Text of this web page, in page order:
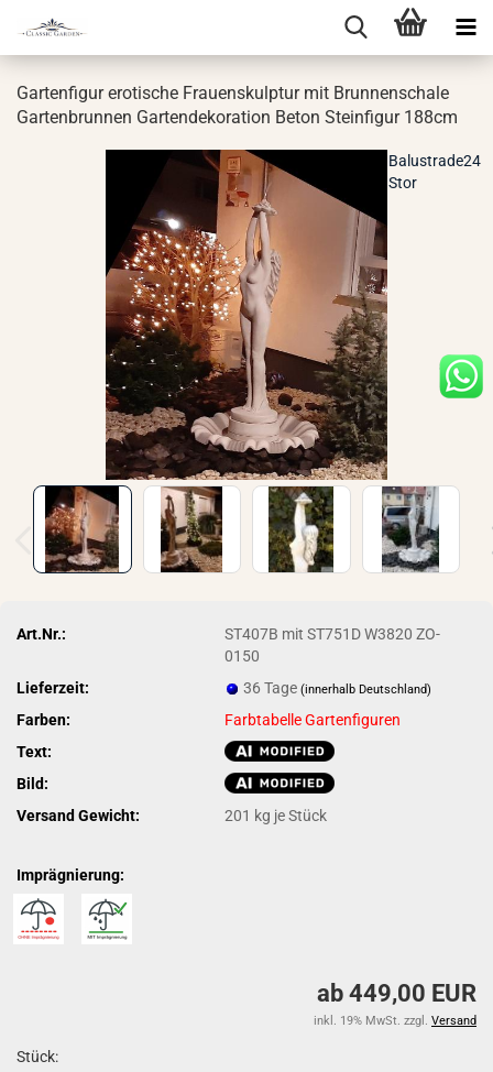
Gar­ten­fi­gur ero­ti­sche Frau­en­skulp­tur mit Brun­nen­scha­le
Gar­ten­brun­nen Gar­ten­de­ko­ra­ti­on Beton Stein­fi­gur 188cm
Balustrade24
Stor
Art.Nr.:
ST407B mit ST751D W3820 ZO-
0150
Lieferzeit:
36 Tage(innerhalb Deutschland)
Farben:
Farbtabelle Gartenfiguren
Text:
Bild:
Versand Gewicht:
201 kg je Stück
Imprägnierung:
ab 449,00 EUR
inkl. 19% MwSt. zzgl. Versand
Stück: